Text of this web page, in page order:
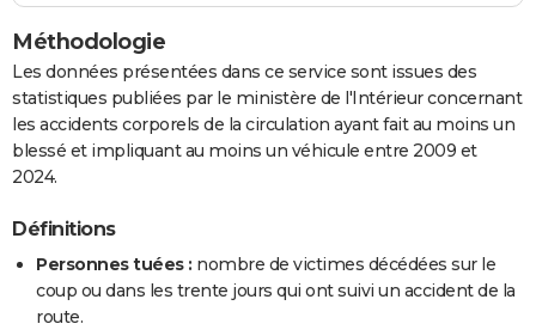
Méthodologie
Les données présentées dans ce service sont issues des
statistiques publiées par le ministère de l'Intérieur concernant
les accidents corporels de la circulation ayant fait au moins un
blessé et impliquant au moins un véhicule entre 2009 et
2024.
Définitions
Personnes tuées : nombre de victimes décédées sur le
coup ou dans les trente jours qui ont suivi un accident de la
route.